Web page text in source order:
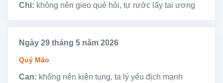
Chi: không nên gieo quẻ hỏi, tự rước lấy tai ương
Ngày 29 tháng 5 năm 2026
Quý Mão
Can: không nên kiện tụng, ta lý yếu địch mạnh